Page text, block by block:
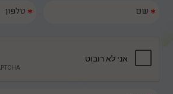
*
*